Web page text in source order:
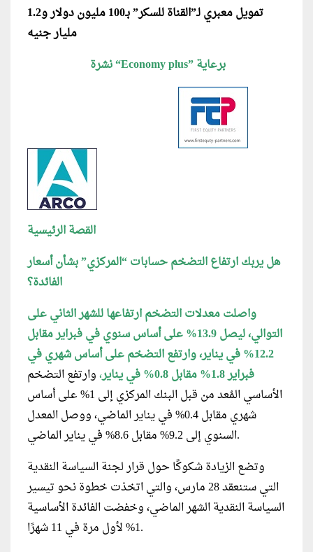
تمويل معبري لـ”القناة للسكر” بـ100 مليون دولار و1.2
مليار جنيه
نشرة “Economy plus” برعاية
القصة الرئيسية
هل يربك ارتفاع التضخم حسابات “المركزي” بشأن أسعار
الفائدة؟
واصلت معدلات التضخم ارتفاعها للشهر الثاني على
التوالي، ليصل 13.9% على أساس سنوي في فبراير مقابل
12.2% في يناير، وارتفع التضخم على أساس شهري في
فبراير 1.8% مقابل 0.8% في يناير
،وارتفع التضخم
الأساسي المُعد من قبل البنك المركزي إلى 1% على أساس
شهري مقابل 0.4% في يناير الماضي، ووصل المعدل
السنوي إلى 9.2% مقابل 8.6% في يناير الماضي.
وتضع الزيادة شكوكًا حول قرار لجنة السياسة النقدية
التي ستنعقد 28 مارس، والتي اتخذت خطوة نحو تيسير
السياسة النقدية الشهر الماضي، وخفضت الفائدة الأساسية
1% لأول مرة في 11 شهرًا.